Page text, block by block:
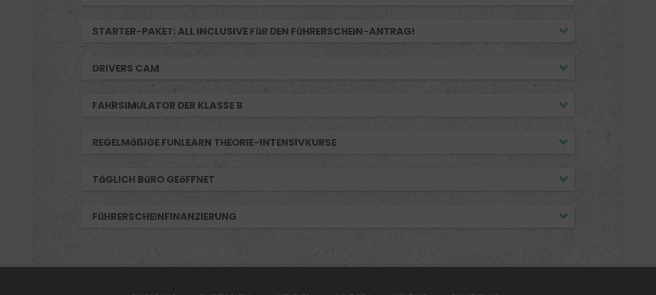
STARTER-PAKET: ALL INCLUSIVE FüR DEN FüHRERSCHEIN-ANTRAG!
DRIVERS CAM
FAHRSIMULATOR DER KLASSE B
REGELMäßIGE FUNLEARN THEORIE-INTENSIVKURSE
TäGLICH BüRO GEöFFNET
FüHRERSCHEINFINANZIERUNG